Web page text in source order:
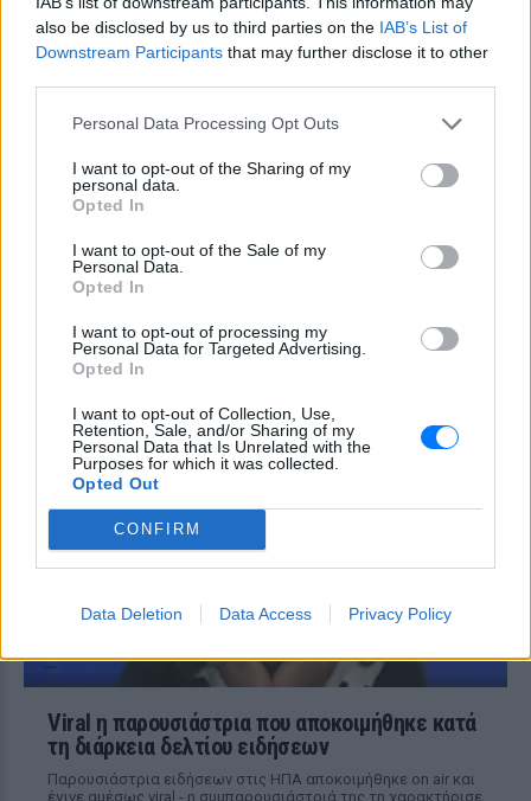
also be disclosed by us to third parties on the IAB’s List of
Downstream Participants that may further disclose it to other
Personal Data Processing Opt Outs
I want to opt-out of the Sharing of my
personal data.
Opted In
I want to opt-out of the Sale of my
Personal Data.
Opted In
I want to opt-out of processing my
Personal Data for Targeted Advertising.
Opted In
I want to opt-out of Collection, Use,
Retention, Sale, and/or Sharing of my
Personal Data that Is Unrelated with the
Purposes for which it was collected.
Opted Out
CONFIRM
Data Deletion Data Access Privacy Policy
Η 24χρονη πρωτοστάτησε σε εκδήλωση
για τη σειρά «The Shards» στο Λος
Ιωάννα Τούνη: Αδημοσίευτη
φωτογραφία από Ίμπιζα με τον
Δημήτρη Σπυριδωνίδη
throwback στιγμιότυπο και ρώτησε τον
σύντροφό της για τον φετινό προορισμό
τον Γιώργο Φραγκούλη και
έμεινε άφωνη: «Καλέ, τι
Οι τίτλοι της εφημερίδας Espresso
έγιναν αφορμή για ένα χαριτωμένο
σχόλιο στην εκπομπή της Μαριάννας
Viral η παρουσιάστρια που αποκοιμήθηκε κατά
τη διάρκεια δελτίου ειδήσεων
Παρουσιάστρια ειδήσεων στις ΗΠΑ αποκοιμήθηκε on air και
έγινε αμέσως viral - η συμπαρουσιάστριά της τη χαρακτήρισε